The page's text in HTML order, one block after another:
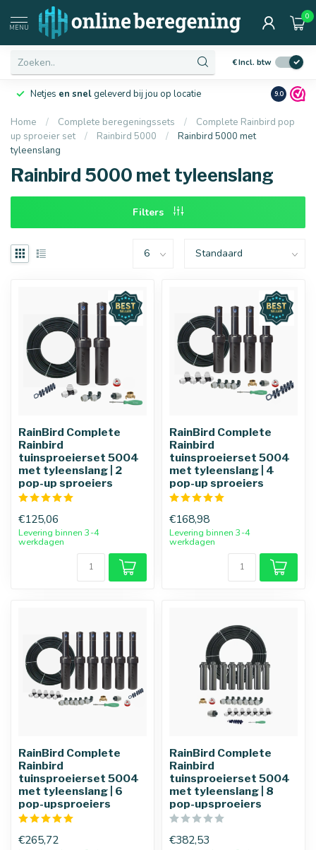
MENU
0
€Incl. btw
Netjes en snelgeleverd bij jou op locatie Ruim10
9.0
Home / Complete beregeningssets /
Complete Rainbird pop
up sproeier set
/ Rainbird 5000 /
Rainbird 5000 met
tyleenslang
Rainbird 5000 met tyleenslang
Filters
RainBird Complete
Rainbird
tuinsproeierset 5004
met tyleenslang | 2
pop-up sproeiers
€125,06
Levering binnen 3-4
werkdagen
RainBird Complete
Rainbird
tuinsproeierset 5004
met tyleenslang | 4
pop-up sproeiers
€168,98
Levering binnen 3-4
werkdagen
RainBird Complete
Rainbird
tuinsproeierset 5004
met tyleenslang | 6
pop-upsproeiers
€265,72
RainBird Complete
Rainbird
tuinsproeierset 5004
met tyleenslang | 8
pop-upsproeiers
€382,53
Afmetingen
16 mm